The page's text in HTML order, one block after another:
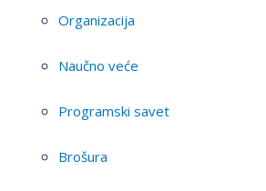
Organizacija
Naučno veće
Programski savet
Brošura